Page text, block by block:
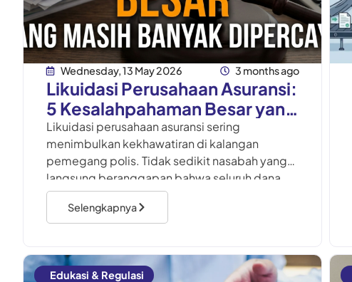
Wednesday, 13 May 2026 3 months ago
Likuidasi Perusahaan Asuransi:
5 Kesalahpahaman Besar yang
Masih Banyak Dipercaya
Likuidasi perusahaan asuransi sering
menimbulkan kekhawatiran di kalangan
pemegang polis. Tidak sedikit nasabah yang
langsung beranggapan bahwa seluruh dana
mereka hilang, polis otomatis tidak berlaku,
atau tidak ada lagi kesempatan
Selengkapnya
Edukasi & Regulasi